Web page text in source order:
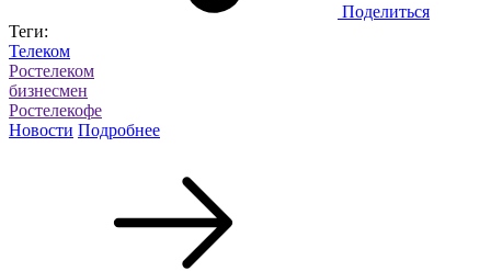
Поделиться
Теги:
Телеком
Ростелеком
бизнесмен
Ростелекофе
Новости Подробнее